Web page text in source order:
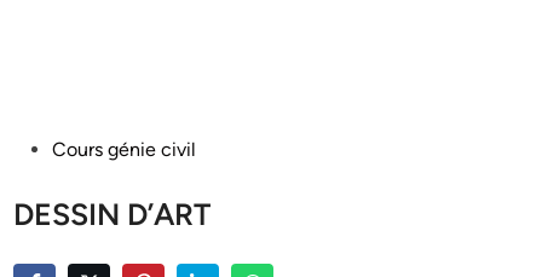
PostedCours génie civil
DESSIN D’ART